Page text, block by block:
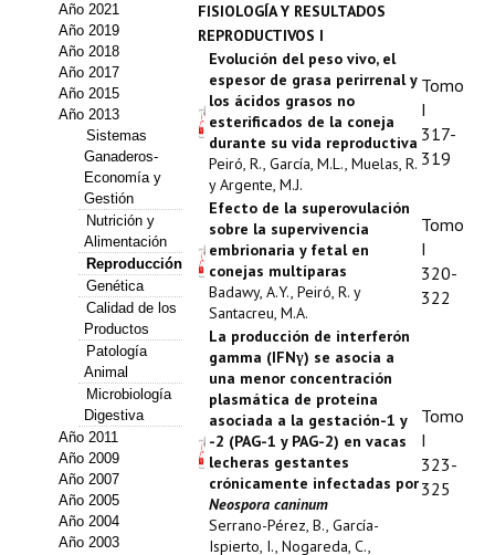
Cincuentenario AIDA
Organigrama
Estatutos
Hacerse socio
Noticias
Galería de Fotos
Web AIDA 2.0
REVISTA ITEA
Presentación ITEA
Equipo Editorial
Leer revista ITEA
Directrices para autores/as
Año 2021
Año 2019
Año 2018
Año 2017
Año 2015
Año 2013
Sistemas
Ganaderos-
Economía y
Gestión
Nutrición y
Alimentación
Reproducción
Genética
Calidad de los
Productos
Patología
Animal
Microbiología
Digestiva
Año 2011
Año 2009
Año 2007
Año 2005
Año 2004
Año 2003
FISIOLOGÍA Y RESULTADOS
REPRODUCTIVOS I
Evolución del peso vivo, el
espesor de grasa perirrenal y
los ácidos grasos no
esterificados de la coneja
durante su vida reproductiva
Peiró, R., García, M.L., Muelas, R.
y Argente, M.J.
Tomo
I
317-
319
Efecto de la superovulación
sobre la supervivencia
embrionaria y fetal en
conejas multíparas
Badawy, A.Y., Peiró, R. y
Santacreu, M.A.
Tomo
I
320-
322
La producción de interferón
gamma (IFNγ) se asocia a
una menor concentración
plasmática de proteína
asociada a la gestación-1 y
-2 (PAG-1 y PAG-2) en vacas
lecheras gestantes
crónicamente infectadas por
Neospora caninum
Serrano-Pérez, B., García-
Ispierto, I., Nogareda, C.,
Tomo
I
323-
325